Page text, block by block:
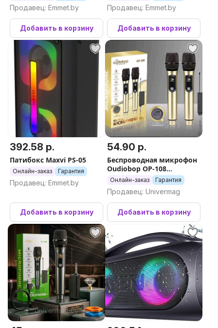
Продавец: Emmet.by
Добавить в корзину
Продавец: Emmet.by
Добавить в корзину
392.58 р.
Патибокс Maxvi PS-05
Онлайн-заказ Гарантия
Продавец: Emmet.by
Добавить в корзину
54.90 р.
Беспроводная микрофон
Oudiobop OP-108
аккумуляторы: 18650
Онлайн-заказ Гарантия
Продавец: Univermag
Добавить в корзину